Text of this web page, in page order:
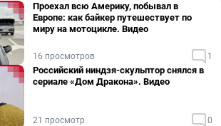
Проехал всю Америку, побывал в
Европе: как байкер путешествует по
миру на мотоцикле. Видео
16 просмотров 1
Российский ниндзя-скульптор снялся в
сериале «Дом Дракона». Видео
21 просмотр 0